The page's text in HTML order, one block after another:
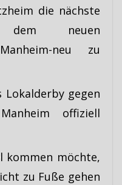
die nächste
dem neuen
neu zu
Lokalderby gegen
offiziell
kommen möchte,
zu Fuße gehen